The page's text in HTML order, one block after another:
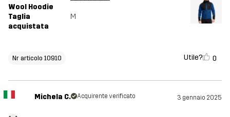
Wool Hoodie
Taglia
acquistata
M
Nr articolo 10910 Utile? 0
Michela C. Acquirente verificato 3 gennaio 2025